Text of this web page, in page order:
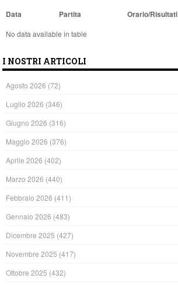
Data Partita Orario/Risultati
No data available in table
I NOSTRI ARTICOLI
Agosto 2026 (72)
Luglio 2026 (346)
Giugno 2026 (316)
Maggio 2026 (376)
Aprile 2026 (402)
Marzo 2026 (440)
Febbraio 2026 (411)
Gennaio 2026 (483)
Dicembre 2025 (427)
Novembre 2025 (417)
Ottobre 2025 (432)